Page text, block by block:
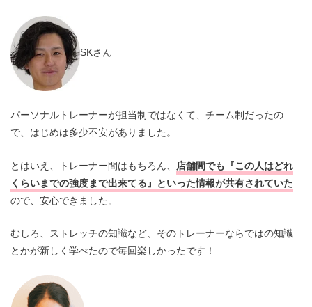
SKさん
パーソナルトレーナーが担当制ではなくて、チーム制だったの
で、はじめは多少不安がありました。
とはいえ、トレーナー間はもちろん、
店舗間でも『この人はどれ
くらいまでの強度まで出来てる』といった情報が共有されていた
ので、安心できました。
むしろ、ストレッチの知識など、そのトレーナーならではの知識
とかが新しく学べたので毎回楽しかったです！